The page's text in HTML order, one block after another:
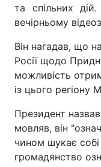
Техно і зв'язок
Зброя
Здоров'я
Екологія
Лонгріди
та спільних
вечірньому
Він нагадав, що
Росії щодо
можливість
із цього регіону
Президент
мовляв, він
чином шукає
громадянство